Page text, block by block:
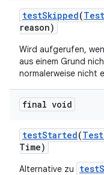
testSkipped(Test
reason)
Wird aufgerufen,
aus einem Grund
normalerweise nicht
final void
testStarted(Test
Time)
Alternative zu